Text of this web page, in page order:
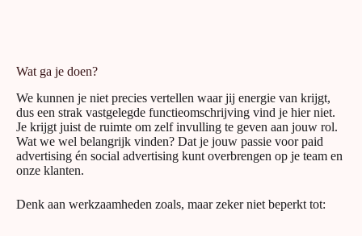
Wat ga je doen?
We kunnen je niet precies vertellen waar jij energie van krijgt,
dus een strak vastgelegde functieomschrijving vind je hier niet.
Je krijgt juist de ruimte om zelf invulling te geven aan jouw rol.
Wat we wel belangrijk vinden? Dat je jouw passie voor paid
advertising én social advertising kunt overbrengen op je team en
onze klanten.
Denk aan werkzaamheden zoals, maar zeker niet beperkt tot: